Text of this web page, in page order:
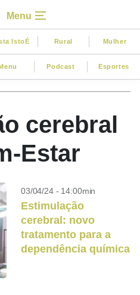
Menu
IstoÉ Rural Mulher
Podcast Esportes
cerebral
Estar
03/04/24 - 14:00min
Estimulação
cerebral: novo
tratamento para a
dependência química